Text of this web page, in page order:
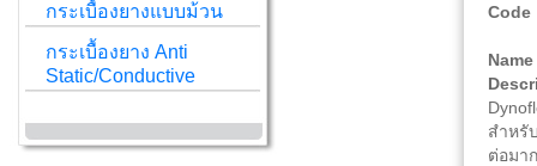
กระเบื้องยางแบบม้วน
กระเบื้องยาง Anti
Static/Conductive
Code
สำหรั
ต่อมา